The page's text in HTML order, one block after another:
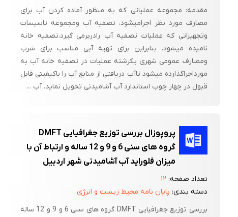
مقدمه: مجموعه عملیاتی که به منظور آماده کردن آب برای
مصارف مورد نظر اجرامیشود، تصفیه آب ومجموعه تاسیسات
وتجهیزاتی که عملیات تصفیه آب رادربرمی گیرد،تصفیه خانه
نامیده میشود. بنابراین برای تهیه آبی مناسب برای شرب
ومصارف عمومی شهری یکرشته عملیات در تصفیه خانه آب به
مورداجراگذارده میشود تاآب دریافتی از منابع آب را باکیفیتی قابل
قبول در چهار چوب استاندارد آب آشامیدنی تحویل نماید. آب ...
پروپوزال بررسی توزیع جغرافیایی DMFT
گروه های سنی 6 و 9 و 12 ساله و ارتباط آن با
میزان فلوراید آب آشامیدنی شهر اردبیل
تعداد صفحه:۱۲
دسته بندی: پایان نامه محیط زیست و انرژی
بررسی توزیع جغرافیایی DMFT گروه های سنی 6 و 9 و 12 ساله